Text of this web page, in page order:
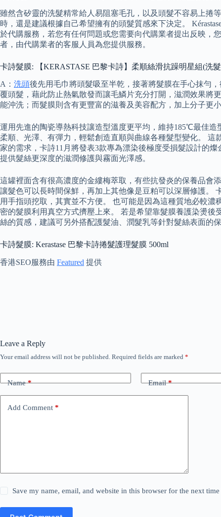
雖然含矽靈的洗髮精常給人易阻塞毛孔，以及頭髮不容易上捲等
時，還是建議根據自己希望擁有的頭髮質感來下決定。
於代購服務，若您有任何問題或您需要向代購業者提出反映，
者，由代購業者的客服人員為您提供服務。
卡詩髮膜: 【KERASTASE 巴黎卡詩】柔順絲滑抗躁明星組(洗
A： 洗頭後先用毛巾將頭髮吸至半乾，接著將髮膜在手心抹勻
覆頭髮，藉此防止熱氣散發而讓毛鱗片充分打開，滋潤效果將
能沖洗；而髮膜則含有更豐富的滋養及美容配方，加上分子更
運用先進的陶瓷導熱科技讓造型溫度更平均，維持185℃最佳
柔順、光澤、有彈力，輕鬆創造直順與曲線各種髮型變化。
家的需求，卡詩11月將發表3款專為漂染後極度受損髮設計的
提供髮絲更深度的滋潤修護與霧面光澤感。
這罐裡面含有很高濃度的金縷梅萃取，有些抗發炎的保養品會
讓髮色可以長時間保鮮，再加上其他像是豆粕可以深層修護。
用手指頭挖取，其實並不方便。 也可能是因為這種質地必較
密的髮膜利用真空方式擠壓上來。 若是希望靠髮膜養護染燙
絲的質感，建議可另外搭配護髮油、潤髮乳等針對髮絲表面的
卡詩髮膜: Kerastase 巴黎卡詩捲髮護理髮膜 500ml
香港SEO服務由 Featured 提供
Leave a Reply
Your email address will not be published. Required fields are marked *
Name* Email*
Add Comment *
Save my name, email, and website in this browser for the next